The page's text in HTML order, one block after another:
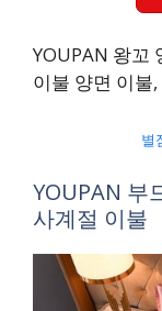
YOUPAN 왕꼬
이불 양면 이불
별
YOUPAN 부
사계절 이불